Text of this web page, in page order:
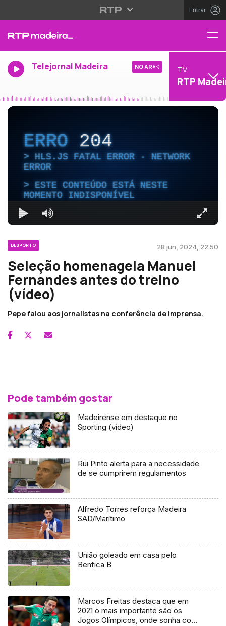
Entrar
Telejornal Madeira NO AR TV
RTP
ERRO204
HLS.JS FATAL ERROR - NETWORK
ERROR
ESTE CONTEÚDO ESTÁ NESTE
MOMENTO INDISPONÍVEL
DESPORTO 28 jun, 2024, 22:50
Seleção homenageia Manuel
Fernandes antes do treino
(vídeo)
Pepe falou aos jornalistas na conferência de imprensa.
Pode também gostar
Madeirense em destaque no
Sporting (vídeo)
Rui Pinto alerta para a necessidade
de se cumprirem regulamentos
Alfredo Torres reforça Madeira
SAD/Marítimo
União goleado em casa pelo
Benfica B
Marcos Freitas destaca que em
2021 o mais importante são os
Jogos Olímpicos, onde sonha com